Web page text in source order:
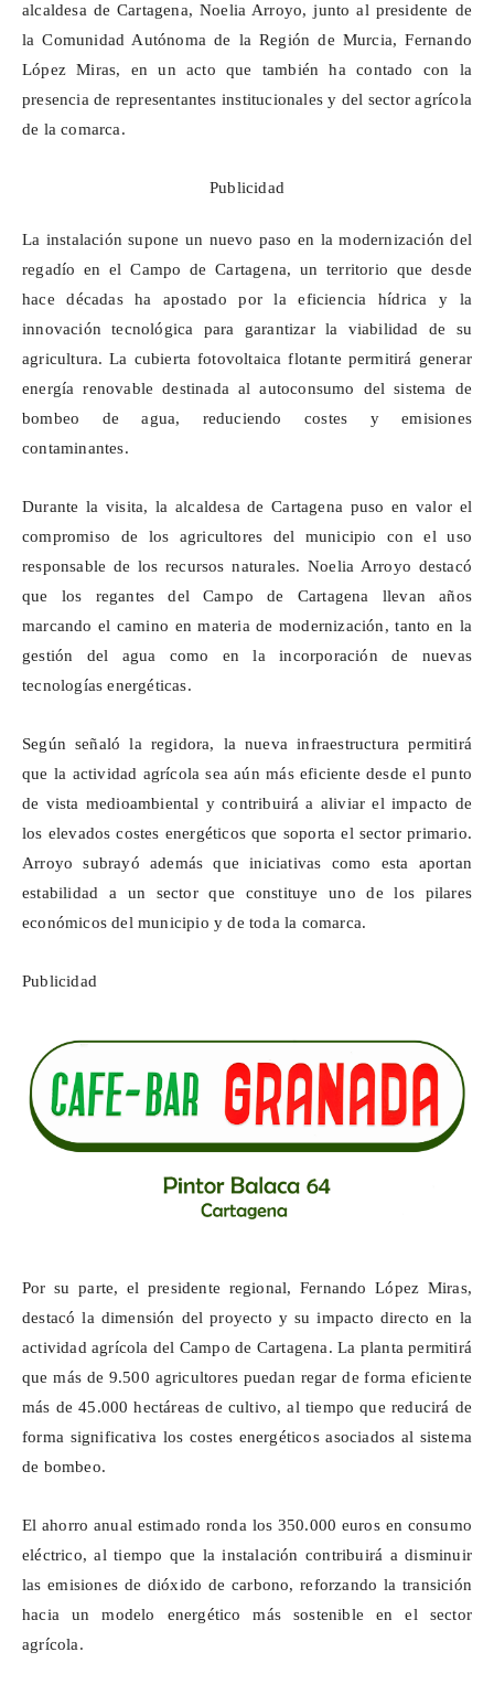
alcaldesa de Cartagena, Noelia Arroyo, junto al presidente de
la Comunidad Autónoma de la Región de Murcia, Fernando
López Miras, en un acto que también ha contado con la
presencia de representantes institucionales y del sector agrícola
de la comarca.
Publicidad
La instalación supone un nuevo paso en la modernización del
regadío en el Campo de Cartagena, un territorio que desde
hace décadas ha apostado por la eficiencia hídrica y la
innovación tecnológica para garantizar la viabilidad de su
agricultura. La cubierta fotovoltaica flotante permitirá generar
energía renovable destinada al autoconsumo del sistema de
bombeo de agua, reduciendo costes y emisiones
contaminantes.
Durante la visita, la alcaldesa de Cartagena puso en valor el
compromiso de los agricultores del municipio con el uso
responsable de los recursos naturales. Noelia Arroyo destacó
que los regantes del Campo de Cartagena llevan años
marcando el camino en materia de modernización, tanto en la
gestión del agua como en la incorporación de nuevas
tecnologías energéticas.
Según señaló la regidora, la nueva infraestructura permitirá
que la actividad agrícola sea aún más eficiente desde el punto
de vista medioambiental y contribuirá a aliviar el impacto de
los elevados costes energéticos que soporta el sector primario.
Arroyo subrayó además que iniciativas como esta aportan
estabilidad a un sector que constituye uno de los pilares
económicos del municipio y de toda la comarca.
Publicidad
Por su parte, el presidente regional, Fernando López Miras,
destacó la dimensión del proyecto y su impacto directo en la
actividad agrícola del Campo de Cartagena. La planta permitirá
que más de 9.500 agricultores puedan regar de forma eficiente
más de 45.000 hectáreas de cultivo, al tiempo que reducirá de
forma significativa los costes energéticos asociados al sistema
de bombeo.
El ahorro anual estimado ronda los 350.000 euros en consumo
eléctrico, al tiempo que la instalación contribuirá a disminuir
las emisiones de dióxido de carbono, reforzando la transición
hacia un modelo energético más sostenible en el sector
agrícola.